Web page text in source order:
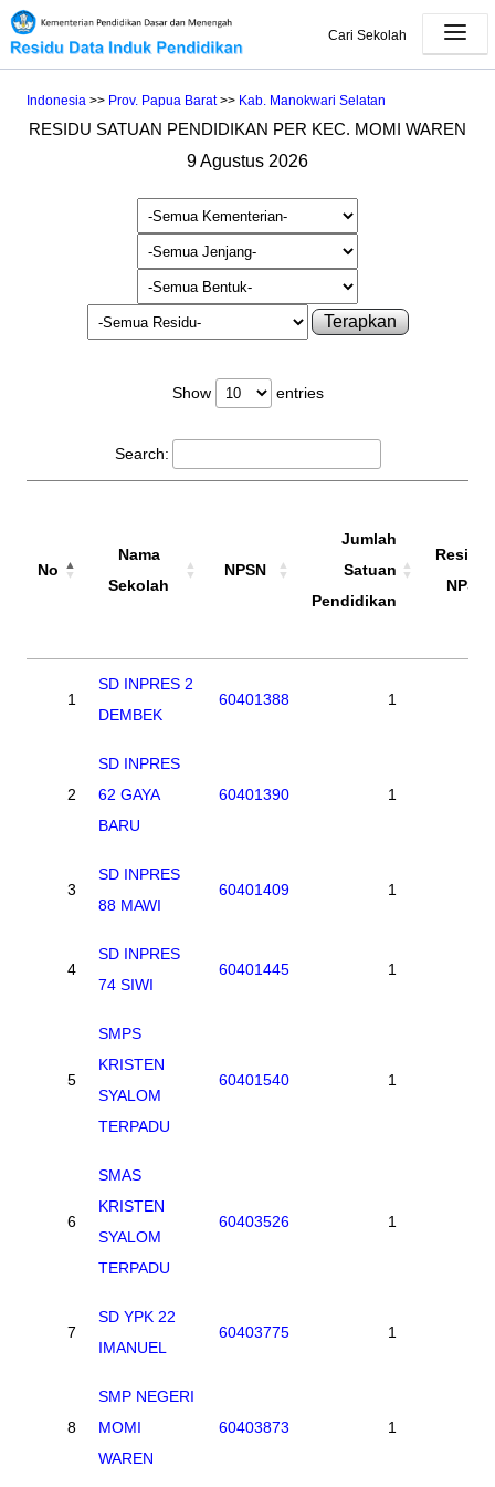
Cari Sekolah
Indonesia >> Prov. Papua Barat>> Kab. Manokwari Selatan
RESIDU SATUAN PENDIDIKAN PER KEC. MOMI WAREN
9 Agustus 2026
Terapkan
Show entries
Search:
No
Nama
Sekolah
NPSN
Jumlah
Satuan
Pendidikan
Residu
NPSN
Nama
Sekolah
Satuan
1
SD INPRES 2
DEMBEK
60401388 1
2
SD INPRES
62 GAYA
BARU
60401390 1
3
SD INPRES
88 MAWI
60401409 1
4
SD INPRES
74 SIWI
60401445 1
5
SMPS
KRISTEN
SYALOM
TERPADU
60401540 1
6
SMAS
KRISTEN
SYALOM
TERPADU
60403526 1
7
SD YPK 22
IMANUEL
60403775 1
8
SMP NEGERI
MOMI
WAREN
60403873 1